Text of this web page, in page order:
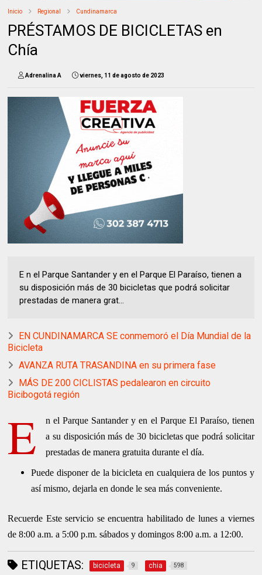
Inicio Regional Cundinamarca
PRÉSTAMOS DE BICICLETAS en
Chía
Adrenalina A viernes, 11 de agosto de 2023
E n el Parque Santander y en el Parque El Paraíso, tienen a
su disposición más de 30 bicicletas que podrá solicitar
prestadas de manera grat...
EN CUNDINAMARCA SE conmemoró el Día Mundial de la
Bicicleta
AVANZA RUTA TRASANDINA en su primera fase
MÁS DE 200 CICLISTAS pedalearon en circuito
Bicibogotá región
E
n el Parque Santander y en el Parque El Paraíso, tienen
a su disposición más de 30 bicicletas que podrá solicitar
prestadas de manera gratuita durante el día.
Puede disponer de la bicicleta en cualquiera de los puntos y
así mismo, dejarla en donde le sea más conveniente.
Recuerde Este servicio se encuentra habilitado de lunes a viernes
de 8:00 a.m. a 5:00 p.m. sábados y domingos 8:00 a.m. a 12:00.
ETIQUETAS: bicicleta 9 chia 598